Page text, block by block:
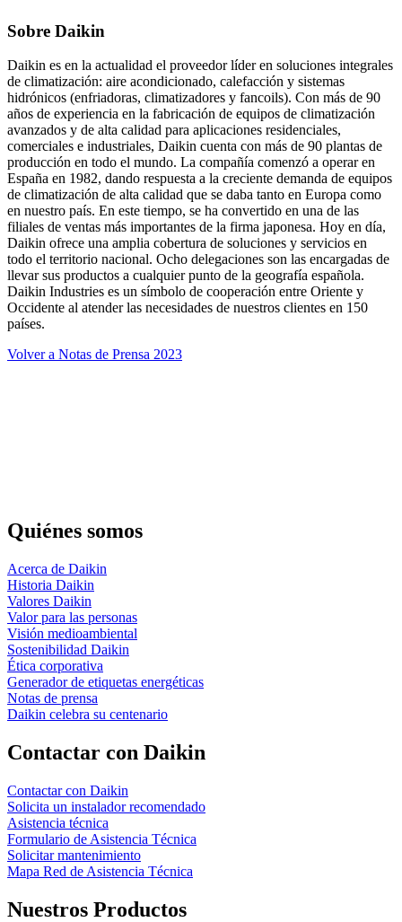
Sobre Daikin
Daikin es en la actualidad el proveedor líder en soluciones integrales
de climatización: aire acondicionado, calefacción y sistemas
hidrónicos (enfriadoras, climatizadores y fancoils). Con más de 90
años de experiencia en la fabricación de equipos de climatización
avanzados y de alta calidad para aplicaciones residenciales,
comerciales e industriales, Daikin cuenta con más de 90 plantas de
producción en todo el mundo. La compañía comenzó a operar en
España en 1982, dando respuesta a la creciente demanda de equipos
de climatización de alta calidad que se daba tanto en Europa como
en nuestro país. En este tiempo, se ha convertido en una de las
filiales de ventas más importantes de la firma japonesa. Hoy en día,
Daikin ofrece una amplia cobertura de soluciones y servicios en
todo el territorio nacional. Ocho delegaciones son las encargadas de
llevar sus productos a cualquier punto de la geografía española.
Daikin Industries es un símbolo de cooperación entre Oriente y
Occidente al atender las necesidades de nuestros clientes en 150
países.
Volver a Notas de Prensa 2023
Quiénes somos
Acerca de Daikin
Historia Daikin
Valores Daikin
Valor para las personas
Visión medioambiental
Sostenibilidad Daikin
Ética corporativa
Generador de etiquetas energéticas
Notas de prensa
Daikin celebra su centenario
Contactar con Daikin
Contactar con Daikin
Solicita un instalador recomendado
Asistencia técnica
Formulario de Asistencia Técnica
Solicitar mantenimiento
Mapa Red de Asistencia Técnica
Nuestros Productos